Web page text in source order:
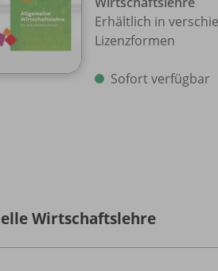
Erhältlich in
Lizenzformen
Sofort verfügbar
Wirtschaftslehre